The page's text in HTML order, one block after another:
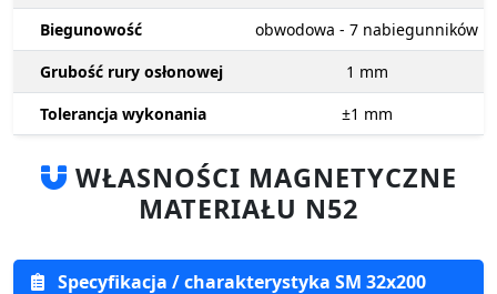
Biegunowość
obwodowa - 7 nabiegunników
Grubość rury osłonowej
1 mm
Tolerancja wykonania
±1 mm
WŁASNOŚCI MAGNETYCZNE
MATERIAŁU N52
Specyfikacja / charakterystyka SM 32x200